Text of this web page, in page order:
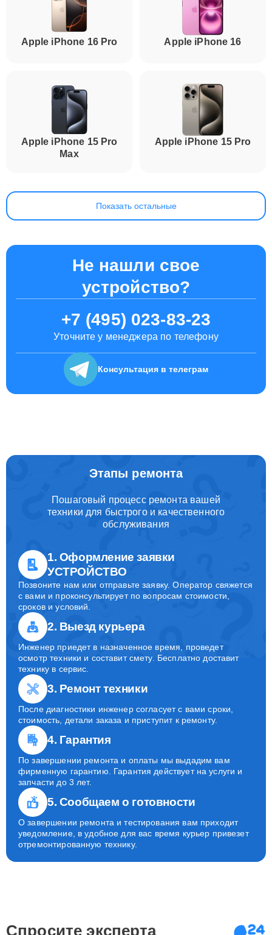
Apple iPhone 16 Pro Apple iPhone 16
Apple iPhone 15 Pro
Max
Apple iPhone 15 Pro
Показать остальные
Не нашли свое
устройство?
+7 (495) 023-83-23
Уточните у менеджера по телефону
Консультация в телеграм
Этапы ремонта
Пошаговый процесс ремонта вашей
техники для быстрого и качественного
обслуживания
1. Оформление заявки
УСТРОЙСТВО
Позвоните нам или отправьте заявку. Оператор свяжется
с вами и проконсультирует по вопросам стоимости,
сроков и условий.
2. Выезд курьера
Инженер приедет в назначенное время, проведет
осмотр техники и составит смету. Бесплатно доставит
технику в сервис.
3. Ремонт техники
После диагностики инженер согласует с вами сроки,
стоимость, детали заказа и приступит к ремонту.
4. Гарантия
По завершении ремонта и оплаты мы выдадим вам
фирменную гарантию. Гарантия действует на услуги и
запчасти до 3 лет.
5. Сообщаем о готовности
О завершении ремонта и тестирования вам приходит
уведомление, в удобное для вас время курьер привезет
отремонтированную технику.
Спросите эксперта